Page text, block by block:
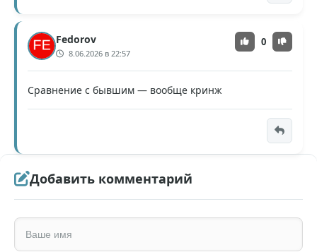
Fedorov
8.06.2026 в 22:57
0
Сравнение с бывшим — вообще кринж
Добавить комментарий